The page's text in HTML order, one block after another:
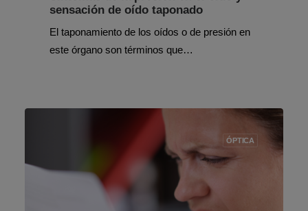
sensación de oído taponado
El taponamiento de los oídos o de presión en
este órgano son términos que…
ÓPTICA